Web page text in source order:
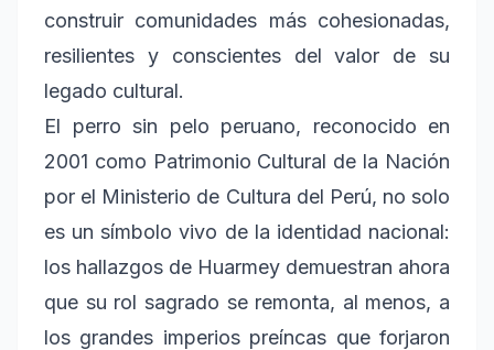
construir comunidades más cohesionadas,
resilientes y conscientes del valor de su
legado cultural.
El perro sin pelo peruano, reconocido en
2001 como Patrimonio Cultural de la Nación
por el Ministerio de Cultura del Perú, no solo
es un símbolo vivo de la identidad nacional:
los hallazgos de Huarmey demuestran ahora
que su rol sagrado se remonta, al menos, a
los grandes imperios preíncas que forjaron